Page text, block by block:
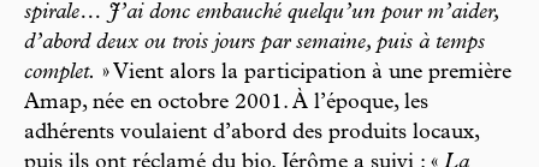
spirale… J’ai donc embauché quelqu’un pour m’aider,
d’abord deux ou trois jours par semaine, puis à temps
complet. » Vient alors la participation à une première
Amap, née en octobre 2001. À l’époque, les
adhérents voulaient d’abord des produits locaux,